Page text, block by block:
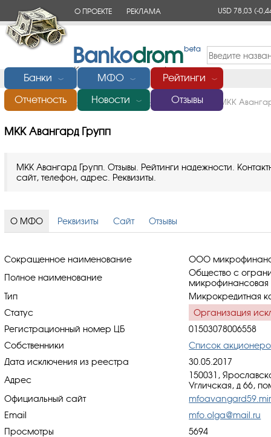
О ПРОЕКТЕ РЕКЛАМА USD 78,03(-
Банки ﹀ МФО ﹀ Рейтинги ﹀
Отчетность Новости ﹀ Отзывы
Главная/Микрофинансовые организации (МФО) МКК
МКК Авангард Групп
МКК Авангард Групп. Отзывы. Рейтинги надежности.
сайт, телефон, адрес. Реквизиты.
О МФО Реквизиты Сайт Отзывы
Сокращенное наименование
ООО
Полное наименование
Общество с
микрофинансовая
Тип
Микрокредитная
Статус
Организация
Регистрационный номер ЦБ
01503078006558
Собственники
Список
Дата исключения из реестра
30.05.2017
Адрес
150031,
Угличская, д 66,
Официальный сайт
Email
mfo.olga@mail.ru
Просмотры
5694